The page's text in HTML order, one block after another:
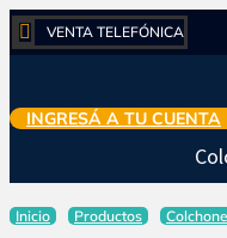
 VENTA TELEFÓNICA
INGRESÁ A TU CUENTA
Inicio Productos